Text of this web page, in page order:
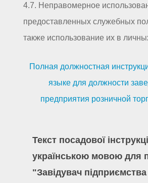
4.7. Неправомерное
предоставленных служебных
также использование их в
Полная должностная
языке для должности
предприятия розничной
Текст посадової
українською мовою для
"Завідувач підприємства